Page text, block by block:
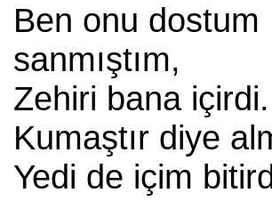
Ben onu dostum
sanmıştım,
Zehiri bana içirdi.
Kumaştır diye
Yedi de içim